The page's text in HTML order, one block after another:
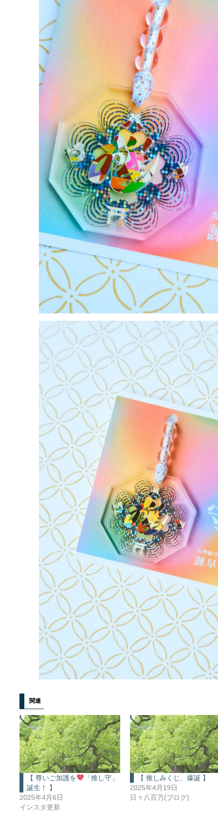
関連
【 尊いご加護を
「推し守」
誕生！ 】
2025年4月6日
インスタ更新
【 推しみくじ、爆誕 】
2025年4月19日
日々八百万(ブログ)